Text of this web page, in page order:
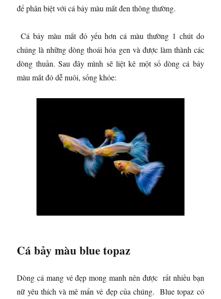
để phân biệt với cá bảy màu mắt đen thông thường.
Cá bảy màu mắt đỏ yếu hơn cá màu thường 1 chút do
chúng là những dòng thoái hóa gen và được làm thành các
dòng thuần. Sau đây mình sẽ liệt kê một số dòng cá bảy
màu mắt đỏ dễ nuôi, sống khỏe:
Cá bảy màu blue topaz
Dòng cá mang vẻ đẹp mong manh nên được rất nhiều bạn
nữ yêu thích và mê mẩn vẻ đẹp của chúng. Blue topaz có